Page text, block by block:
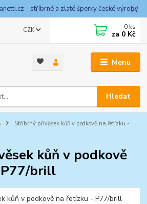
- stříbrné a zlaté šperky české výroby
Menu
CZK
Hledat
0 ks
za 0 Kč
Stříbrný přívěsek kůň v podkově na řetízku -
kůň v podkově
brill